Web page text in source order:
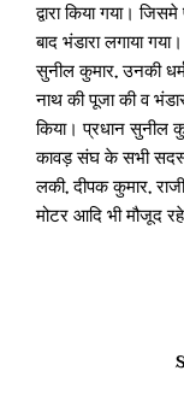
द्वारा किया गया।
बाद भंडारा लगाया
सुनील कुमार, उनकी
नाथ की पूजा की व
किया। प्रधान सुनील
कावड़ संघ के सभी
लकी, दीपक कुमार,
मोटर आदि भी मौजूद